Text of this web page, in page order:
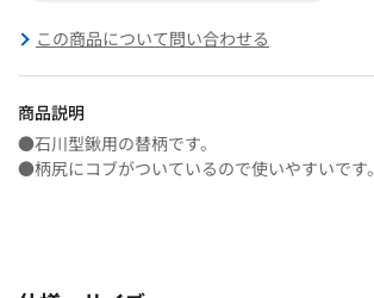
この商品について問い合わせる
商品説明
●石川型鍬用の替柄です。
●柄尻にコブがついているので使いやすいです。